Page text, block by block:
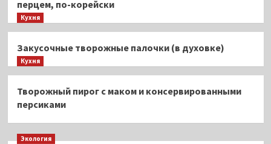
перцем, по-корейски
Кухня
Закусочные творожные палочки (в духовке)
Кухня
Творожный пирог с маком и консервированными
персиками
Экология